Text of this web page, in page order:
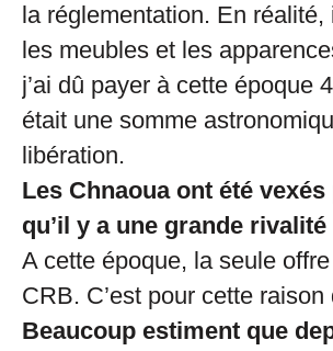
la réglementation. En
les meubles et les
j’ai dû payer à cette époque
était une somme
libération.
Les Chnaoua ont été
qu’il y a une grande
A cette époque, la seule
CRB. C’est pour cette
Beaucoup estiment que